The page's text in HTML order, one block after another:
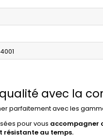
avec la
parfaitement avec les
pour vous accompagner
résistante au temps.